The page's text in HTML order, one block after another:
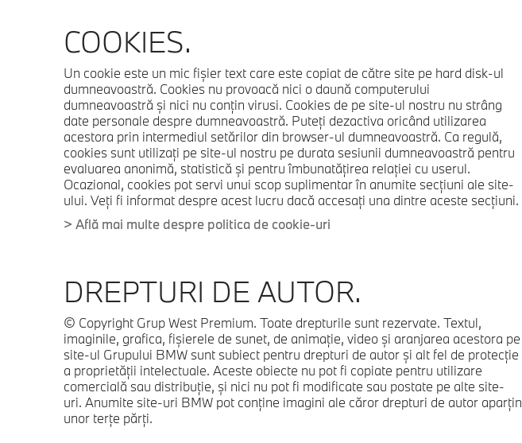
COOKIES.
Un cookie este un mic fişier text care este copiat de către site pe hard disk-ul
dumneavoastră. Cookies nu provoacă nici o daună computerului
dumneavoastră şi nici nu conţin virusi. Cookies de pe site-ul nostru nu strâng
date personale despre dumneavoastră. Puteţi dezactiva oricând utilizarea
acestora prin intermediul setărilor din browser-ul dumneavoastră. Ca regulă,
cookies sunt utilizaţi pe site-ul nostru pe durata sesiunii dumneavoastră pentru
evaluarea anonimă, statistică şi pentru îmbunatăţirea relaţiei cu userul.
Ocazional, cookies pot servi unui scop suplimentar în anumite secţiuni ale site-
ului. Veţi fi informat despre acest lucru dacă accesaţi una dintre aceste secţiuni.
> Află mai multe despre politica de cookie-uri
DREPTURI DE AUTOR.
© Copyright Grup West Premium. Toate drepturile sunt rezervate. Textul,
imaginile, grafica, fişierele de sunet, de animaţie, video şi aranjarea acestora pe
site-ul Grupului BMW sunt subiect pentru drepturi de autor şi alt fel de protecţie
a proprietăţii intelectuale. Aceste obiecte nu pot fi copiate pentru utilizare
comercială sau distribuţie, şi nici nu pot fi modificate sau postate pe alte site-
uri. Anumite site-uri BMW pot conţine imagini ale căror drepturi de autor aparţin
unor terţe părţi.